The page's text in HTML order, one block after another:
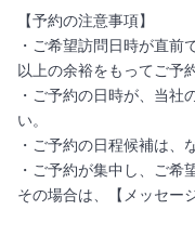
【予約の注意事項】
・ご希望訪問日時が直前
以上の余裕をもってご予
・ご予約の日時が、当社
い。
・ご予約の日程候補は、
・ご予約が集中し、ご希
その場合は、【メッセー